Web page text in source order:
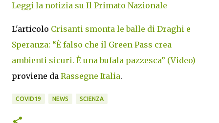
Leggi la notizia su Il Primato Nazionale
L'articolo Crisanti smonta le balle di Draghi e
Speranza: “È falso che il Green Pass crea
ambienti sicuri. È una bufala pazzesca” (Video)
proviene da Rassegne Italia.
COVID19 NEWS SCIENZA